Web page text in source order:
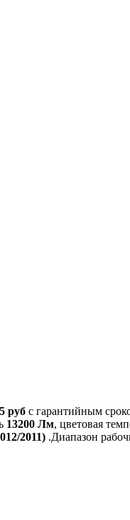
руб с гарантийным
13200 Лм, цветовая
2011) .Диапазон